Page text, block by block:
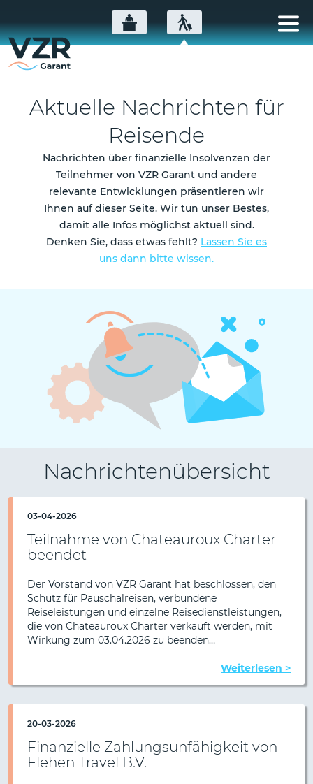
Aktuelle Nachrichten für
Reisende
Nachrichten über finanzielle Insolvenzen der
Teilnehmer von VZR Garant und andere
relevante Entwicklungen präsentieren wir
Ihnen auf dieser Seite. Wir tun unser Bestes,
damit alle Infos möglichst aktuell sind.
Denken Sie, dass etwas fehlt? Lassen Sie es
uns dann bitte wissen.
Nachrichtenübersicht
03-04-2026
Teilnahme von Chateauroux Charter
beendet
Der Vorstand von VZR Garant hat beschlossen, den
Schutz für Pauschalreisen, verbundene
Reiseleistungen und einzelne Reisedienstleistungen,
die von Chateauroux Charter verkauft werden, mit
Wirkung zum 03.04.2026 zu beenden…
Weiterlesen >
20-03-2026
Finanzielle Zahlungsunfähigkeit von
Flehen Travel B.V.